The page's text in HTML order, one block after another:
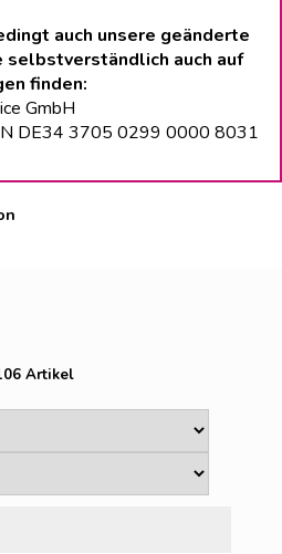
auch unsere geänderte
selbstverständlich auch auf
finden:
GmbH
DE34 3705 0299 0000 8031
Artikel